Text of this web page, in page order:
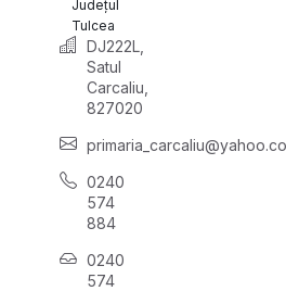
Județul
Tulcea
DJ222L,
Satul
Carcaliu,
827020
0240
574
884
0240
574